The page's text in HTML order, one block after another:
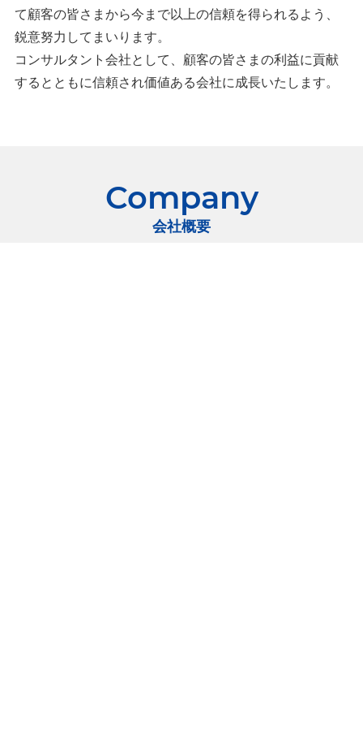
て顧客の皆さまから今まで以上の信頼を得られるよう、
鋭意努⼒してまいります。
コンサルタント会社として、顧客の皆さまの利益に貢献
するとともに信頼され価値ある会社に成⻑いたします。
Company
会社概要